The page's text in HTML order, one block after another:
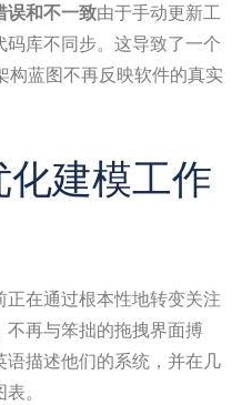
误和不一致由于手动更新工
库不同步。这导致了一个
构蓝图不再反映软件的真实
建模工作
正在通过根本性地转变关注
不再与笨拙的拖拽界面搏
描述他们的系统，并在几
。